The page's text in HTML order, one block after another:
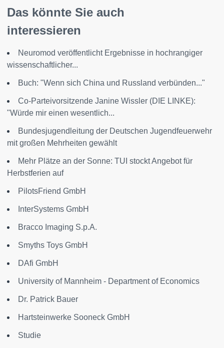
Das könnte Sie auch
interessieren
Neuromod veröffentlicht Ergebnisse in hochrangiger
wissenschaftlicher...
Buch: "Wenn sich China und Russland verbünden..."
Co-Parteivorsitzende Janine Wissler (DIE LINKE):
"Würde mir einen wesentlich...
Bundesjugendleitung der Deutschen Jugendfeuerwehr
mit großen Mehrheiten gewählt
Mehr Plätze an der Sonne: TUI stockt Angebot für
Herbstferien auf
PilotsFriend GmbH
InterSystems GmbH
Bracco Imaging S.p.A.
Smyths Toys GmbH
DAfi GmbH
University of Mannheim - Department of Economics
Dr. Patrick Bauer
Hartsteinwerke Sooneck GmbH
Studie